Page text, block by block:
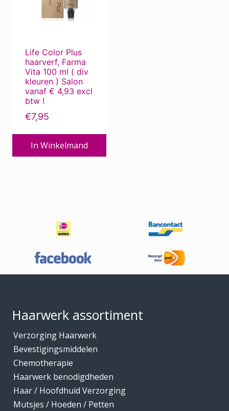
Beauty Pillow
Bevestigingsmiddelen
Borstels
Chemotherapie
Corona produkten
Dierverzorging
ECO-kapper, met oog voor milieu
Haar / Hoofdhuidproblemen
Haaraccessoires
Haarband / accessoires
Haarstukken
Hoofdhuidverzorging
Hygiene
Kammen
Kapmantels / Verfschorten
Life Color Plus
haarverf, Farma
Vita 100 ml ( div
kleuren ) Salon
vanaf € 4,93 excl
btw !
€7,95
In Winkelmand
worden
productpagina
Haarwerk assortiment
Verzorging Haarwerk
Bevestigingsmiddelen
Chemotherapie
Haarwerk benodigdheden
Haar / Hoofdhuid Verzorging
Mutsjes / Hoeden / Petten